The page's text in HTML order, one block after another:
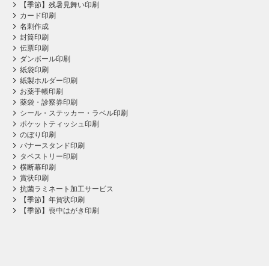
【季節】残暑見舞い印刷
カード印刷
名刺作成
封筒印刷
伝票印刷
ダンボール印刷
紙袋印刷
紙製ホルダー印刷
お薬手帳印刷
薬袋・診察券印刷
シール・ステッカー・ラベル印刷
ポケットティッシュ印刷
のぼり印刷
バナースタンド印刷
タペストリー印刷
横断幕印刷
賞状印刷
抗菌ラミネート加工サービス
【季節】年賀状印刷
【季節】喪中はがき印刷